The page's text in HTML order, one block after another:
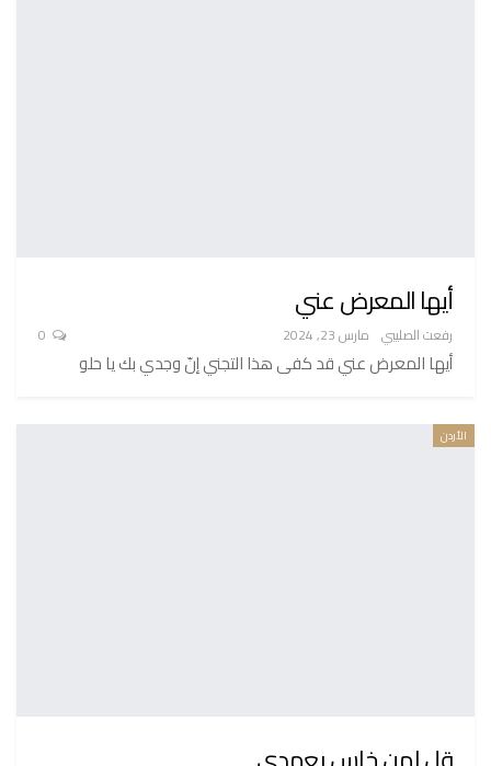
أيها المعرض عني
رفعت الصليبي مارس 23, 2024
أيها المعرض عني قد كفى هذا التجني إنّ وجدي بك يا حلو
الأردن